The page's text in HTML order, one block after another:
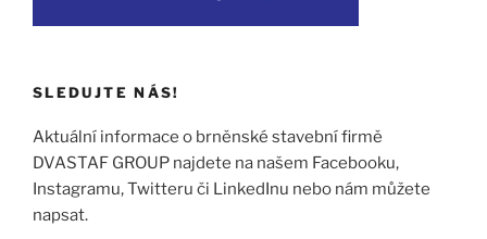
SLEDUJTE NÁS!
Aktuální informace o brněnské stavební firmě
DVASTAF GROUP najdete na našem Facebooku,
Instagramu, Twitteru či LinkedInu nebo nám můžete
napsat.